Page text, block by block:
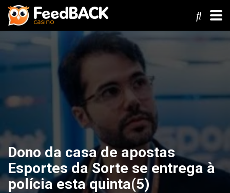
Dono da casa de apostas
Esportes da Sorte se entrega à
polícia esta quinta(5)